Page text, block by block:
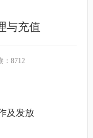
与充值
：8712
及发放